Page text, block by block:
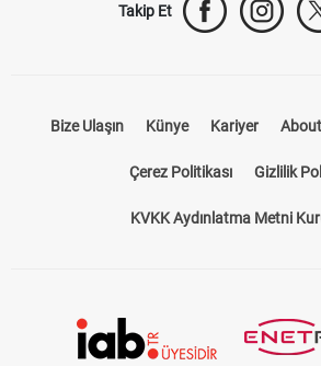
Takip Et
Bize Ulaşın Künye Kariyer
Çerez Politikası Gizlilik
KVKK Aydınlatma Metni